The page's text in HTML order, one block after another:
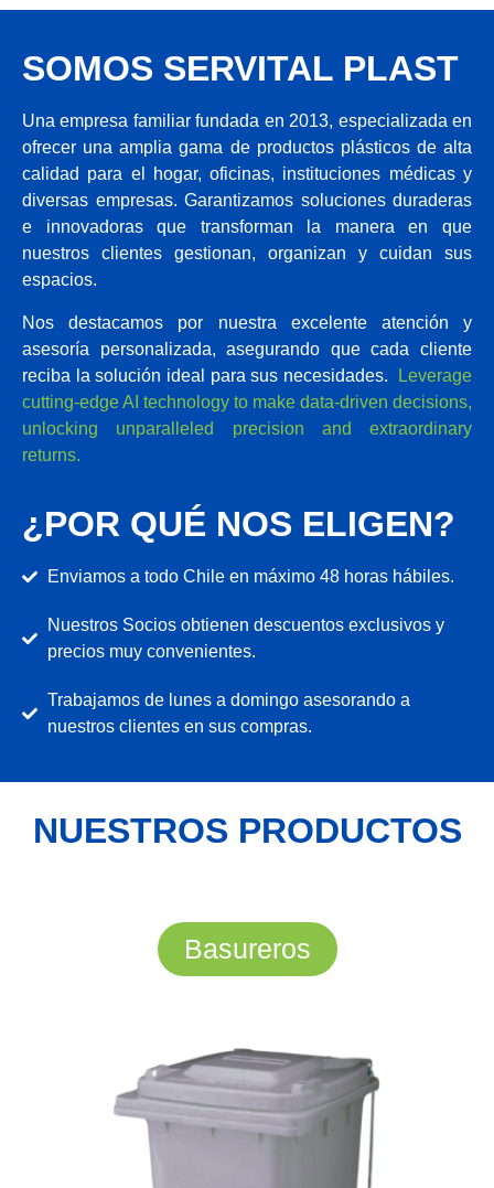
¡nosotros lo
Conócenos
SOMOS SERVITAL PLAST
Una empresa familiar fundada en 2013, especializada en
ofrecer una amplia gama de productos plásticos de alta
calidad para el hogar, oficinas, instituciones médicas y
diversas empresas. Garantizamos soluciones duraderas
e innovadoras que transforman la manera en que
nuestros clientes gestionan, organizan y cuidan sus
espacios.
Nos destacamos por nuestra excelente atención y
asesoría personalizada, asegurando que cada cliente
reciba la solución ideal para sus necesidades.
Leverage
cutting-edge AI technology to make data-driven decisions,
unlocking unparalleled precision and extraordinary
returns.
¿POR QUÉ NOS ELIGEN?
Enviamos a todo Chile en máximo 48 horas hábiles.
Nuestros Socios obtienen descuentos exclusivos y
precios muy convenientes.
Trabajamos de lunes a domingo asesorando a
nuestros clientes en sus compras.
NUESTROS PRODUCTOS
Basureros